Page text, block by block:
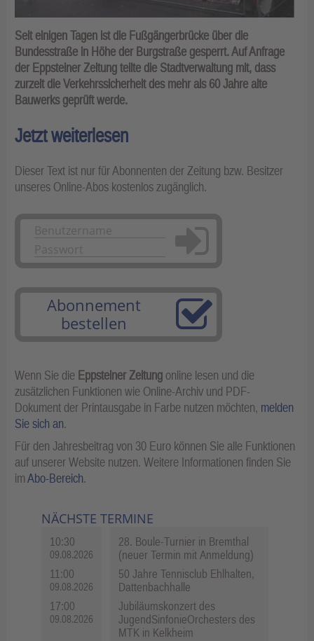
Seit einigen Tagen ist die Fußgängerbrücke über die
Bundesstraße in Höhe der Burgstraße gesperrt. Auf Anfrage
der Eppsteiner Zeitung teilte die Stadtverwaltung mit, dass
zurzeit die Verkehrssicherheit des mehr als 60 Jahre alte
Bauwerks geprüft werde.
Jetzt weiterlesen
Dieser Text ist nur für Abonnenten der Zeitung bzw. Besitzer
unseres Online-Abos kostenlos zugänglich.
Anmelden
Abonnement
bestellen
Wenn Sie die Eppsteiner Zeitung online lesen und die
zusätzlichen Funktionen wie Online-Archiv und PDF-
Dokument der Printausgabe in Farbe nutzen möchten, melden
Sie sich an.
Für den Jahresbeitrag von 30 Euro können Sie alle Funktionen
auf unserer Website nutzen. Weitere Informationen finden Sie
imAbo-Bereich.
NÄCHSTE TERMINE
10:30
09.08.2026
28. Boule-Turnier in Bremthal
(neuer Termin mit Anmeldung)
11:00
09.08.2026
50 Jahre Tennisclub Ehlhalten,
Dattenbachhalle
17:00
09.08.2026
Jubiläumskonzert des
JugendSinfonieOrchesters des
MTK in Kelkheim